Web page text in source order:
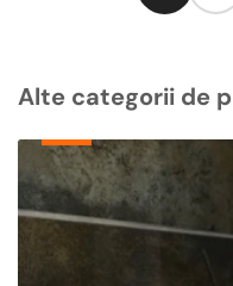
Alte categorii de
Echipamente
de
Incalzire